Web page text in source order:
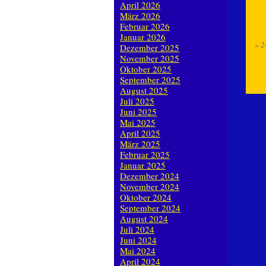
«
April 2026
März 2026
Februar 2026
Januar 2026
Dezember 2025
November 2025
Oktober 2025
September 2025
August 2025
Juli 2025
Juni 2025
Mai 2025
April 2025
März 2025
Februar 2025
Januar 2025
Dezember 2024
November 2024
Oktober 2024
September 2024
August 2024
Juli 2024
Juni 2024
Mai 2024
April 2024